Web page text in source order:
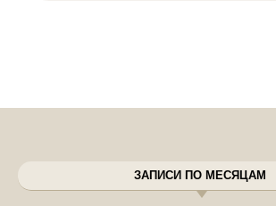
ЗАПИСИ ПО МЕСЯЦАМ